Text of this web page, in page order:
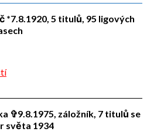
*7.8.1920, 5 titulů, 95 ligových
✞9.8.1975, záložník, 7 titulů se
světa 1934